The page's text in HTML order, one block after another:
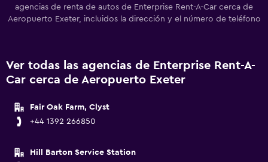
agencias de renta de autos de Enterprise Rent-A-Car cerca de
Aeropuerto Exeter, incluidos la dirección y el número de teléfono
Ver todas las agencias de Enterprise Rent-A-
Car cerca de Aeropuerto Exeter
Fair Oak Farm, Clyst
+44 1392 266850
Hill Barton Service Station